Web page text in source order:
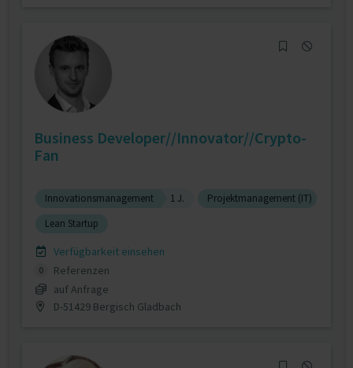
Business Developer//Innovator//Crypto-
Fan
Innovationsmanagement 1 J.
Projektmanagement (IT)
Lean Startup
Verfügbarkeit einsehen
0
Referenzen
auf Anfrage
D-51429 Bergisch Gladbach